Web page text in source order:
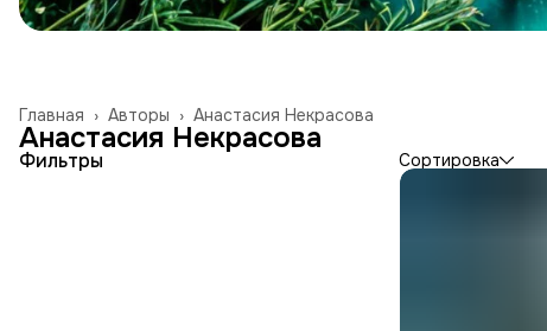
Анастасия Некрасова
Авторы ›
Главная ›
Анастасия Некрасова
Фильтры Сортировка